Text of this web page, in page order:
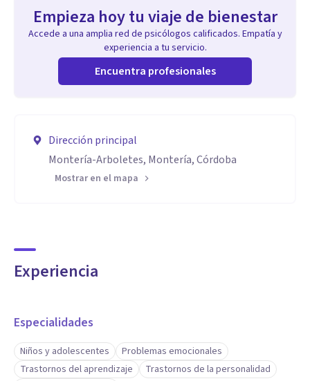
Empieza hoy tu viaje de bienestar
Accede a una amplia red de psicólogos calificados. Empatía y
experiencia a tu servicio.
Encuentra profesionales
Dirección principal
Montería-Arboletes, Montería, Córdoba
Mostrar en el mapa
Experiencia
Especialidades
Niños y adolescentes
Problemas emocionales
Trastornos del aprendizaje
Trastornos de la personalidad